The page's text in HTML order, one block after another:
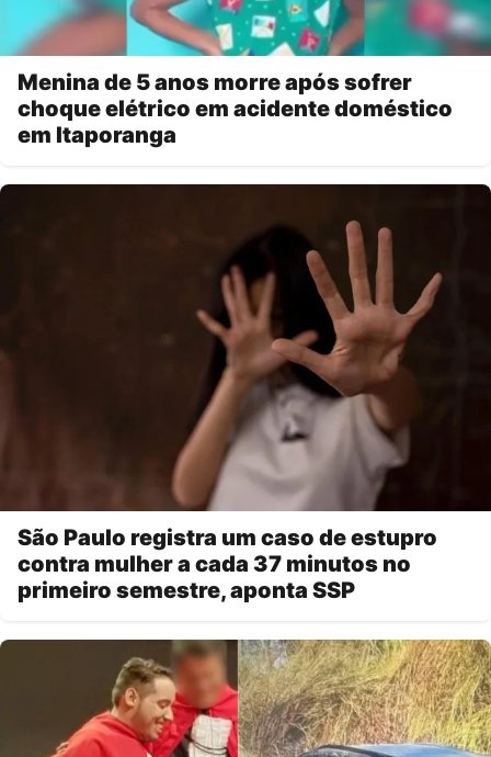
Menina de 5 anos morre após sofrer
choque elétrico em acidente doméstico
em Itaporanga
São Paulo registra um caso de estupro
contra mulher a cada 37 minutos no
primeiro semestre, aponta SSP